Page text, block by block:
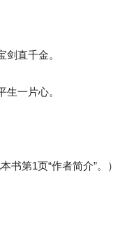
剑直千金。
生一片心。
本书第1页“作者简介”。）